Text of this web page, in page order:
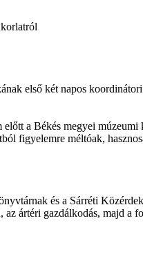
első két napos
a Békés megyei
figyelemre méltóak,
és a Sárréti
ártéri gazdálkodás, majd a